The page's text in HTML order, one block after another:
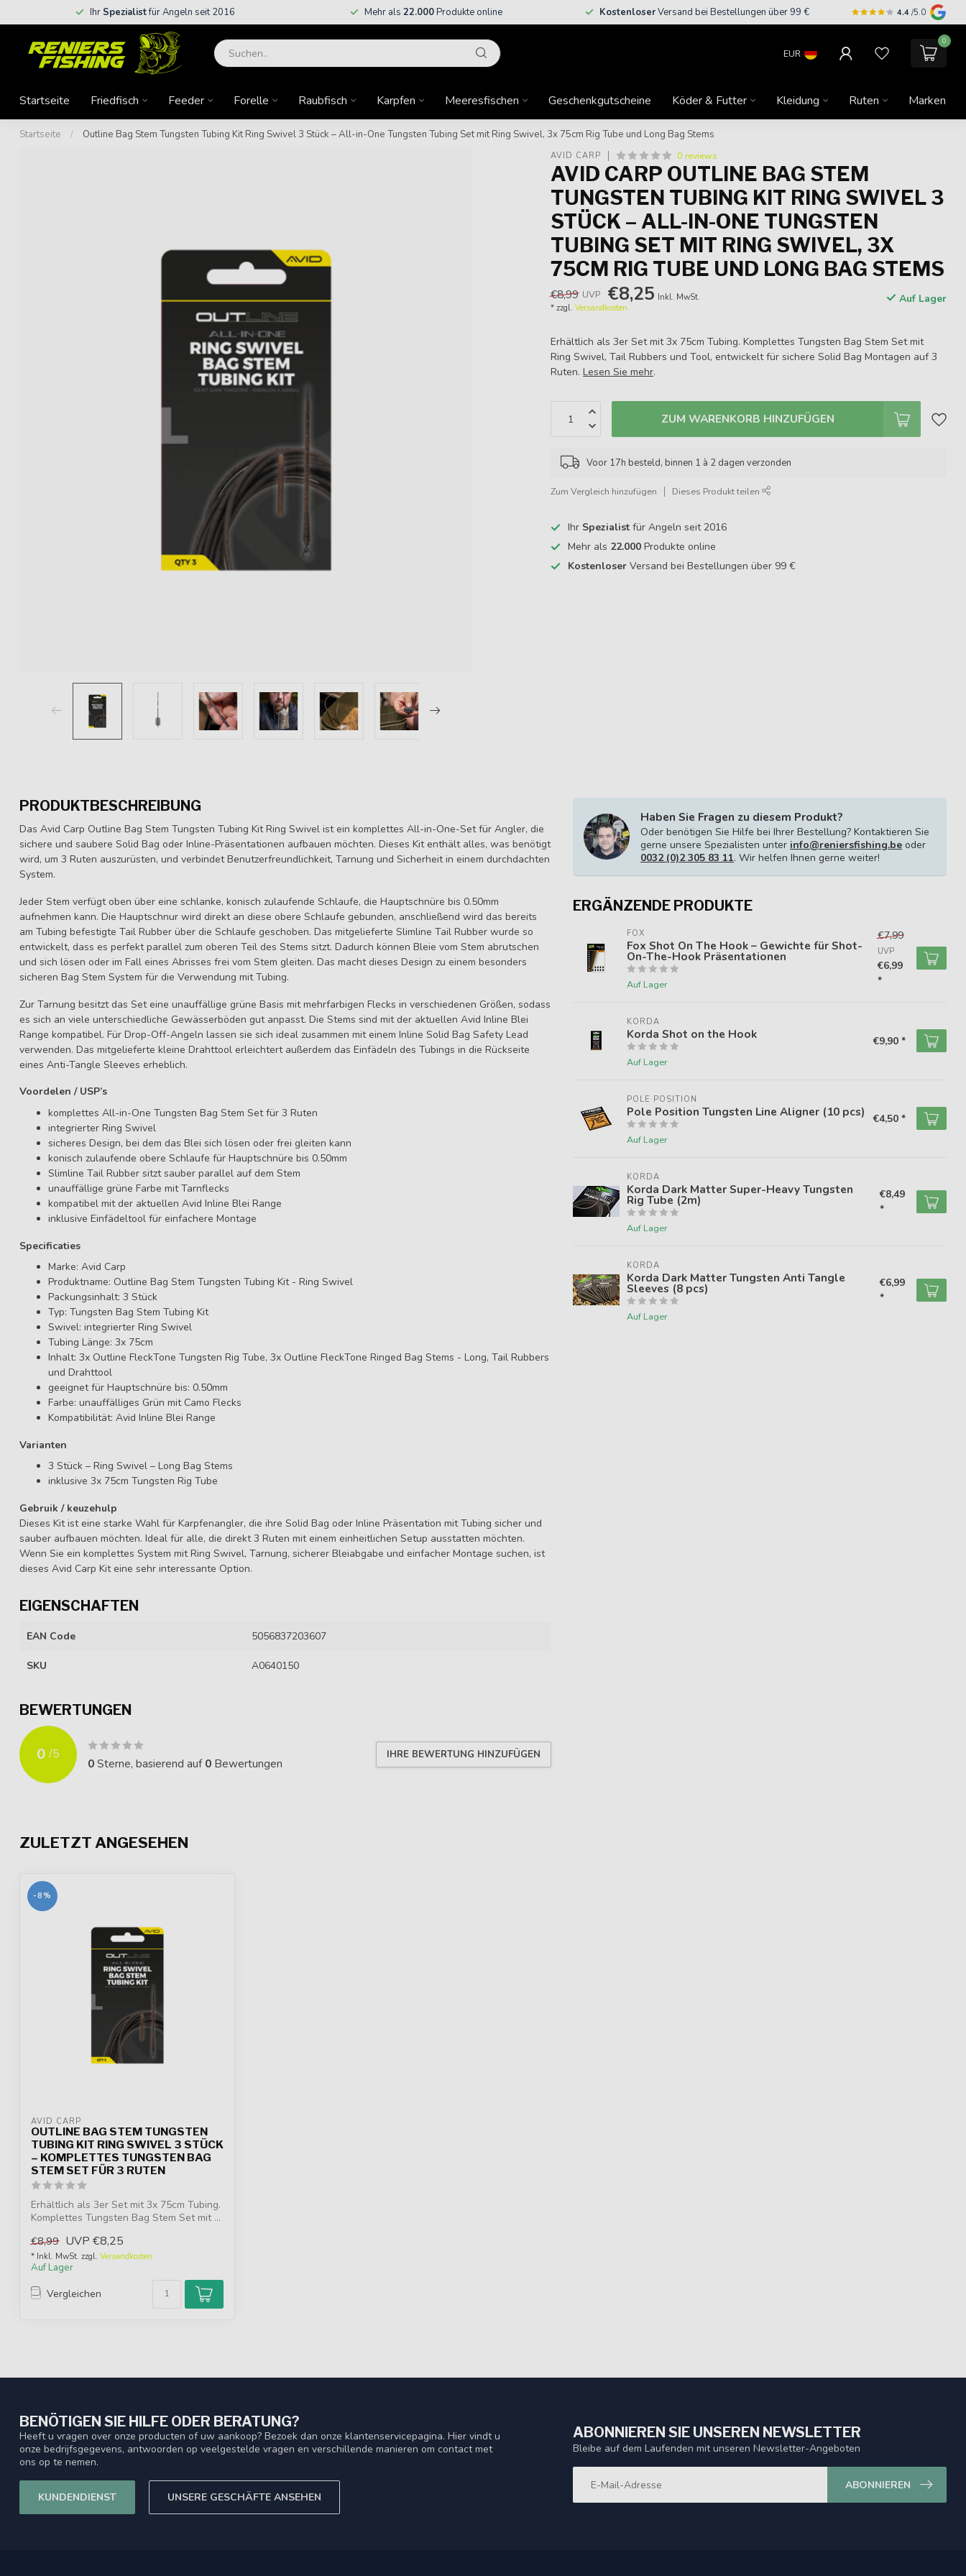
Ihr Spezialistfür Angeln seit 2016 Mehr als 22.000Produkte online KostenloserVersand bei Bestellungen über 99 € 4.4 /5.0
EUR
0
Startseite Friedfisch Feeder Forelle Raubfisch Karpfen Meeresfischen Geschenkgutscheine Köder & Futter Kleidung Ruten Marken
Startseite / Outline Bag Stem Tungsten Tubing Kit Ring Swivel 3 Stück – All-in-One Tungsten Tubing Set mit Ring Swivel, 3x 75cm Rig Tube und Long Bag Stems
AVID CARP 0 reviews
AVID CARP OUTLINE BAG STEM
TUNGSTEN TUBING KIT RING SWIVEL 3
STÜCK – ALL-IN-ONE TUNGSTEN
TUBING SET MIT RING SWIVEL, 3X
75CM RIG TUBE UND LONG BAG STEMS
€8,99 UVP €8,25 Inkl. MwSt.
* zzgl.Versandkosten
Auf Lager
Erhältlich als 3er Set mit 3x 75cm Tubing. Komplettes Tungsten Bag Stem Set mit
Ring Swivel, Tail Rubbers und Tool, entwickelt für sichere Solid Bag Montagen auf 3
Ruten.Lesen Sie mehr.
ZUM WARENKORB HINZUFÜGEN
Voor 17h besteld, binnen 1 à 2 dagen verzonden
Zum Vergleich hinzufügen Dieses Produkt teilen
Ihr Spezialist für Angeln seit 2016
Mehr als 22.000 Produkte online
Kostenloser Versand bei Bestellungen über 99 €
PRODUKTBESCHREIBUNG
Das Avid Carp Outline Bag Stem Tungsten Tubing Kit Ring Swivel ist ein komplettes All-in-One-Set für Angler, die
sichere und saubere Solid Bag oder Inline-Präsentationen aufbauen möchten. Dieses Kit enthält alles, was benötigt
wird, um 3 Ruten auszurüsten, und verbindet Benutzerfreundlichkeit, Tarnung und Sicherheit in einem durchdachten
System.
Jeder Stem verfügt oben über eine schlanke, konisch zulaufende Schlaufe, die Hauptschnüre bis 0.50mm
aufnehmen kann. Die Hauptschnur wird direkt an diese obere Schlaufe gebunden, anschließend wird das bereits
am Tubing befestigte Tail Rubber über die Schlaufe geschoben. Das mitgelieferte Slimline Tail Rubber wurde so
entwickelt, dass es perfekt parallel zum oberen Teil des Stems sitzt. Dadurch können Bleie vom Stem abrutschen
und sich lösen oder im Fall eines Abrisses frei vom Stem gleiten. Das macht dieses Design zu einem besonders
sicheren Bag Stem System für die Verwendung mit Tubing.
Zur Tarnung besitzt das Set eine unauffällige grüne Basis mit mehrfarbigen Flecks in verschiedenen Größen, sodass
es sich an viele unterschiedliche Gewässerböden gut anpasst. Die Stems sind mit der aktuellen Avid Inline Blei
Range kompatibel. Für Drop-Off-Angeln lassen sie sich ideal zusammen mit einem Inline Solid Bag Safety Lead
verwenden. Das mitgelieferte kleine Drahttool erleichtert außerdem das Einfädeln des Tubings in die Rückseite
eines Anti-Tangle Sleeves erheblich.
Voordelen / USP’s
komplettes All-in-One Tungsten Bag Stem Set für 3 Ruten
integrierter Ring Swivel
sicheres Design, bei dem das Blei sich lösen oder frei gleiten kann
konisch zulaufende obere Schlaufe für Hauptschnüre bis 0.50mm
Slimline Tail Rubber sitzt sauber parallel auf dem Stem
unauffällige grüne Farbe mit Tarnflecks
kompatibel mit der aktuellen Avid Inline Blei Range
inklusive Einfädeltool für einfachere Montage
Specificaties
Marke: Avid Carp
Produktname: Outline Bag Stem Tungsten Tubing Kit - Ring Swivel
Packungsinhalt: 3 Stück
Typ: Tungsten Bag Stem Tubing Kit
Swivel: integrierter Ring Swivel
Tubing Länge: 3x 75cm
Inhalt: 3x Outline FleckTone Tungsten Rig Tube, 3x Outline FleckTone Ringed Bag Stems - Long, Tail Rubbers
und Drahttool
geeignet für Hauptschnüre bis: 0.50mm
Farbe: unauffälliges Grün mit Camo Flecks
Kompatibilität: Avid Inline Blei Range
Varianten
3 Stück – Ring Swivel – Long Bag Stems
inklusive 3x 75cm Tungsten Rig Tube
Gebruik / keuzehulp
Dieses Kit ist eine starke Wahl für Karpfenangler, die ihre Solid Bag oder Inline Präsentation mit Tubing sicher und
sauber aufbauen möchten. Ideal für alle, die direkt 3 Ruten mit einem einheitlichen Setup ausstatten möchten.
Wenn Sie ein komplettes System mit Ring Swivel, Tarnung, sicherer Bleiabgabe und einfacher Montage suchen, ist
dieses Avid Carp Kit eine sehr interessante Option.
EIGENSCHAFTEN
EAN Code 5056837203607
SKU A0640150
BEWERTUNGEN
0 /5
0Sterne, basierend auf0 Bewertungen
IHRE BEWERTUNG HINZUFÜGEN
Haben Sie Fragen zu diesem Produkt?
Oder benötigen Sie Hilfe bei Ihrer Bestellung? Kontaktieren Sie
gerne unsere Spezialisten unter info@reniersfishing.be oder
0032 (0)2 305 83 11. Wir helfen Ihnen gerne weiter!
ERGÄNZENDE PRODUKTE
FOX
Fox Shot On The Hook – Gewichte für Shot-
On-The-Hook Präsentationen
Auf Lager
€7,99
UVP
€6,99
*
KORDA
Korda Shot on the Hook
Auf Lager
€9,90 *
POLE POSITION
Pole Position Tungsten Line Aligner (10 pcs)
Auf Lager
€4,50 *
KORDA
Korda Dark Matter Super-Heavy Tungsten
Rig Tube (2m)
Auf Lager
€8,49
*
KORDA
Korda Dark Matter Tungsten Anti Tangle
Sleeves (8 pcs)
Auf Lager
€6,99
*
ZULETZT ANGESEHEN
-8%
AVID CARP
OUTLINE BAG STEM TUNGSTEN
TUBING KIT RING SWIVEL 3 STÜCK
– KOMPLETTES TUNGSTEN BAG
STEM SET FÜR 3 RUTEN
Erhältlich als 3er Set mit 3x 75cm Tubing.
Komplettes Tungsten Bag Stem Set mit ...
€8,99 UVP €8,25
* Inkl. MwSt. zzgl. Versandkosten
Auf Lager
Vergleichen
BENÖTIGEN SIE HILFE ODER BERATUNG?
Heeft u vragen over onze producten of uw aankoop? Bezoek dan onze klantenservicepagina. Hier vindt u
onze bedrijfsgegevens, antwoorden op veelgestelde vragen en verschillende manieren om contact met
ons op te nemen.
KUNDENDIENST UNSERE GESCHÄFTE ANSEHEN
ABONNIEREN SIE UNSEREN NEWSLETTER
Bleibe auf dem Laufenden mit unseren Newsletter-Angeboten
ABONNIEREN